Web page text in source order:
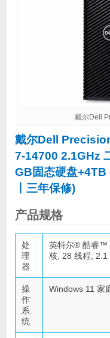
戴尔Dell
戴尔Dell
7-14700 2.1GHz
GB固态硬盘
丨三年保修)
产品规格
处
理
器
英特尔® 酷睿™
核, 28 线程,
操
作
系
统
Windows 11 家